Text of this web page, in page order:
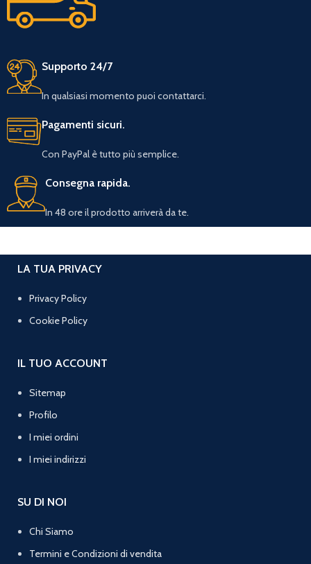
Supporto 24/7
In qualsiasi momento puoi contattarci.
Pagamenti sicuri.
Con PayPal è tutto più semplice.
Consegna rapida.
In 48 ore il prodotto arriverà da te.
LA TUA PRIVACY
Privacy Policy
Cookie Policy
IL TUO ACCOUNT
Sitemap
Profilo
I miei ordini
I miei indirizzi
SU DI NOI
Chi Siamo
Termini e Condizioni di vendita